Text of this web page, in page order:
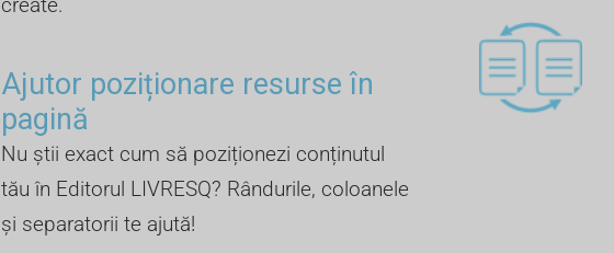
Ajutor poziționare resurse în
pagină
Nu știi exact cum să poziționezi conținutul
tău în Editorul LIVRESQ? Rândurile, coloanele
și separatorii te ajută!